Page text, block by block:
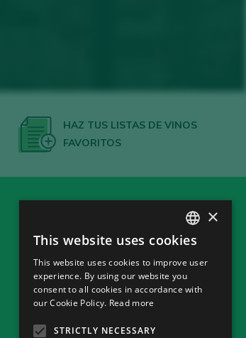
HAZ TUS LISTAS DE VINOS
FAVORITOS
SPANISH
ENGLISH
GERMAN
×
This website uses cookies
This website uses cookies to improve user
experience. By using our website you
consent to all cookies in accordance with
our Cookie Policy. Read more
STRICTLY NECESSARY